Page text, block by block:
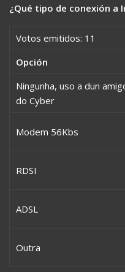
¿Qué tipo de conexión a
Votos emitidos: 11
Opción
Ningunha, uso a dun
do Cyber
Modem 56Kbs
RDSI
ADSL
Outra